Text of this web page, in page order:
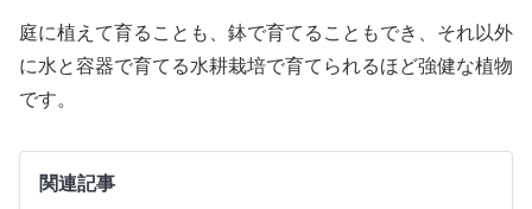
庭に植えて育ることも、鉢で育てることもでき、それ以外
に水と容器で育てる水耕栽培で育てられるほど強健な植物
です。
関連記事